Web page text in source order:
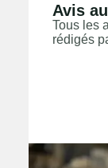
Avis
Tous les
rédigés